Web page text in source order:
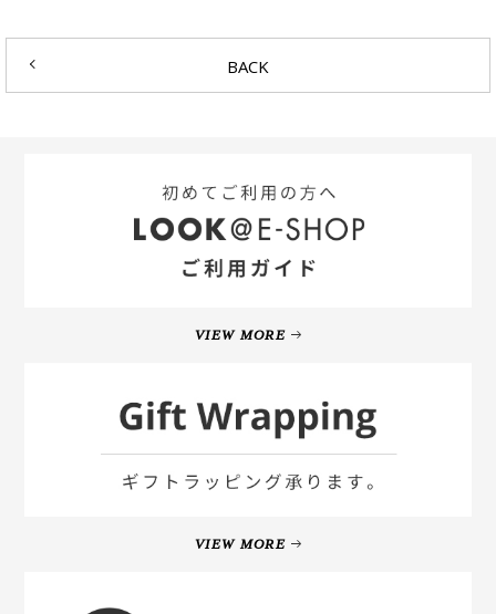
BACK
VIEW MORE
VIEW MORE